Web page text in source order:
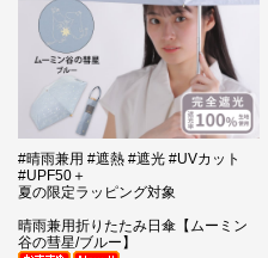
#晴雨兼用 #遮熱 #遮光 #UVカット
#UPF50＋
夏の限定ラッピング対象
晴雨兼用折りたたみ日傘【ムーミン
谷の彗星/ブルー】